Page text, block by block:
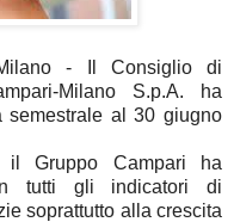
- Il Consiglio di
Milano S.p.A. ha
semestrale al 30 giugno
Gruppo Campari ha
tutti gli indicatori di
soprattutto alla crescita